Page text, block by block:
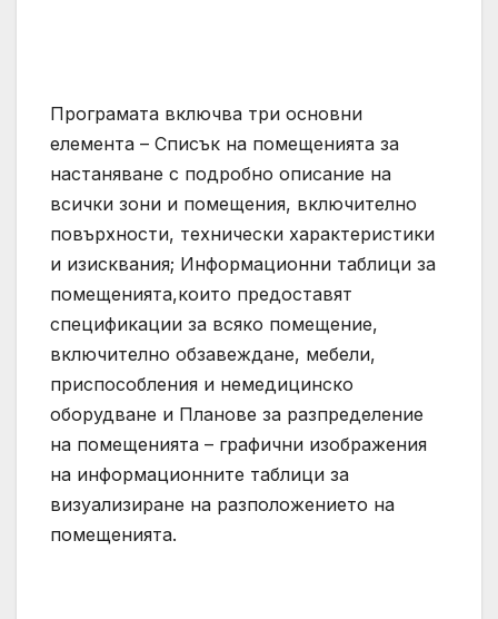
Програмата включва три основни
елемента – Списък на помещенията за
настаняване с подробно описание на
всички зони и помещения, включително
повърхности, технически характеристики
и изисквания; Информационни таблици за
помещенията,които предоставят
спецификации за всяко помещение,
включително обзавеждане, мебели,
приспособления и немедицинско
оборудване и Планове за разпределение
на помещенията – графични изображения
на информационните таблици за
визуализиране на разположението на
помещенията.